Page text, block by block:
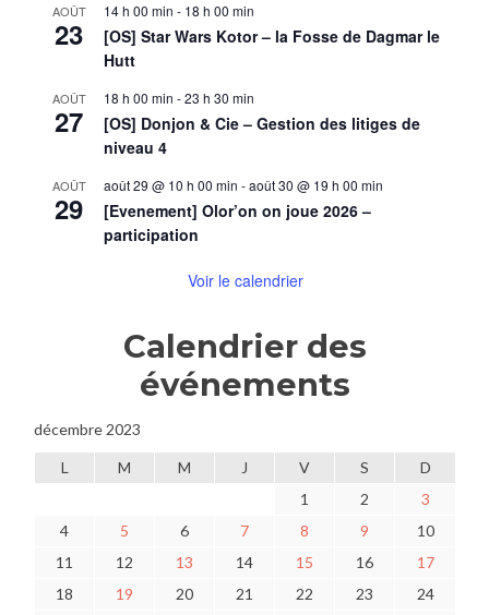
AOÛT
23
14 h 00 min - 18 h 00 min
[OS] Star Wars Kotor – la Fosse de Dagmar le
Hutt
AOÛT
27
18 h 00 min -23 h 30 min
[OS] Donjon & Cie – Gestion des litiges de
niveau 4
AOÛT
29
août 29 @ 10 h 00 min -août 30 @ 19 h 00 min
[Evenement] Olor’on on joue 2026 –
participation
Voir le calendrier
Calendrier des
événements
décembre 2023
L M M J V S
D
1
2
3
4
5 6 7 8 9
10
11
12 13 14 15 16
17
18
19 20 21 22 23
24